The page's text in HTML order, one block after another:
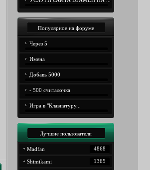
Популярное на форуме
Через 5
Имена
Добавь 5000
- 500 считалочка
Игра в "Клавиатуру...
Лучшие пользователи
4868
Madfan
1365
Shimikami